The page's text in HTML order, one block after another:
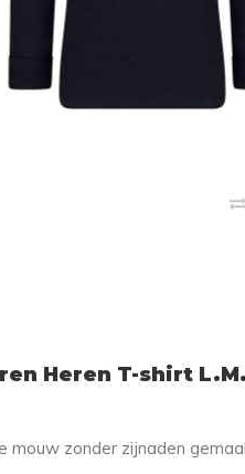
Heren T-shirt
mouw zonder zijnaden